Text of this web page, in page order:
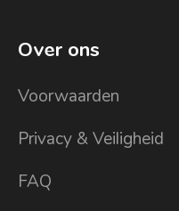
Over ons
Voorwaarden
Privacy & Veiligheid
FAQ